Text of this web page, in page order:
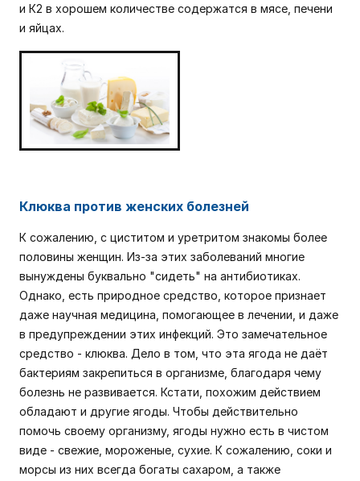
и К2 в хорошем количестве содержатся в мясе, печени
и яйцах.
Клюква против женских болезней
К сожалению, с циститом и уретритом знакомы более
половины женщин. Из-за этих заболеваний многие
вынуждены буквально "сидеть" на антибиотиках.
Однако, есть природное средство, которое признает
даже научная медицина, помогающее в лечении, и даже
в предупреждении этих инфекций. Это замечательное
средство - клюква. Дело в том, что эта ягода не даёт
бактериям закрепиться в организме, благодаря чему
болезнь не развивается. Кстати, похожим действием
обладают и другие ягоды. Чтобы действительно
помочь своему организму, ягоды нужно есть в чистом
виде - свежие, мороженые, сухие. К сожалению, соки и
морсы из них всегда богаты сахаром, а также